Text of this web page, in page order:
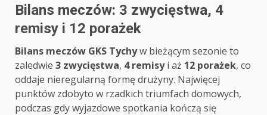
Bilans meczów: 3 zwycięstwa, 4
remisy i 12 porażek
Bilans meczów GKS Tychyw bieżącym sezonie to
zaledwie 3 zwycięstwa, 4 remisyi aż 12 porażek, co
oddaje nieregularną formę drużyny. Najwięcej
punktów zdobyto w rzadkich triumfach domowych,
podczas gdy wyjazdowe spotkania kończą się